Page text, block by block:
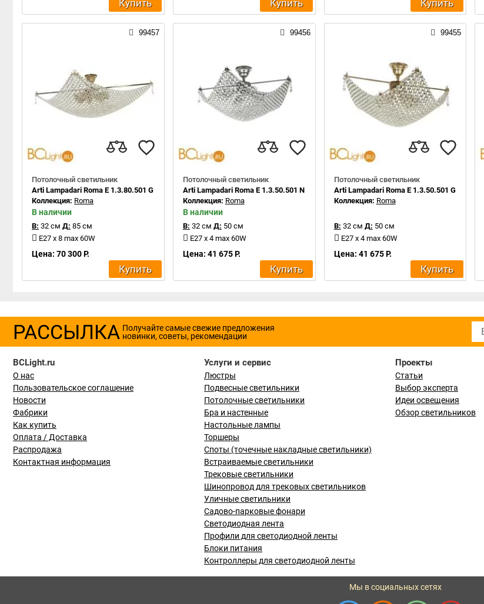
Купить Купить Купить
99457
Потолочный светильник
Arti Lampadari Roma E 1.3.80.501 G
Коллекция: Roma
В наличии
В: 32 см Д: 85 см
E27 x 8 max 60W
Цена: 70 300 Р.
Купить
99456
Потолочный светильник
Arti Lampadari Roma E 1.3.50.501 N
Коллекция: Roma
В наличии
В: 32 см Д: 50 см
E27 x 4 max 60W
Цена: 41 675 Р.
Купить
99455
Потолочный светильник
Arti Lampadari Roma E 1.3.50.501 G
Коллекция: Roma
В: 32 см Д: 50 см
E27 x 4 max 60W
Цена: 41 675 Р.
Купить
РАССЫЛКА Получайте самые свежие предложения
новинки, советы, рекомендации
BCLight.ru
О нас
Пользовательское соглашение
Новости
Фабрики
Как купить
Оплата / Доставка
Распродажа
Контактная информация
Услуги и сервис
Люстры
Подвесные светильники
Потолочные светильники
Бра и настенные
Настольные лампы
Торшеры
Споты (точечные накладные светильники)
Встраиваемые светильники
Трековые светильники
Шинопровод для трековых светильников
Уличные светильники
Садово-парковые фонари
Светодиодная лента
Профили для светодиодной ленты
Блоки питания
Контроллеры для светодиодной ленты
Проекты
Статьи
Выбор эксперта
Идеи освещения
Обзор светильников
Мы в социальных сетях